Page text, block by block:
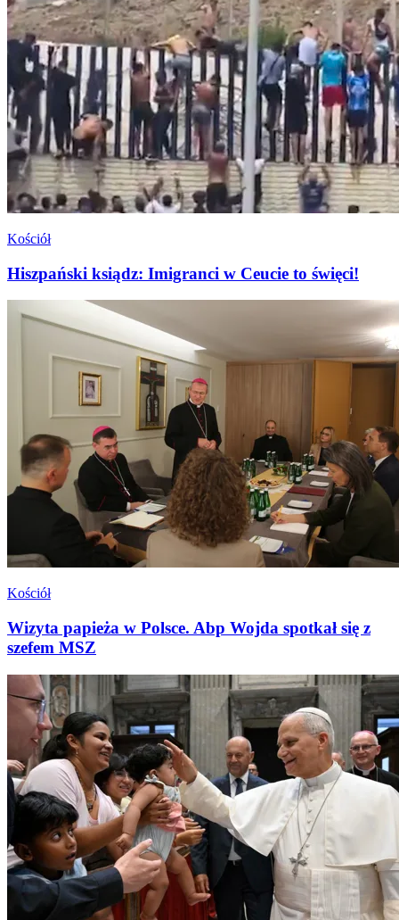
Kościół
Hiszpański ksiądz: Imigranci w Ceucie to święci!
Kościół
Wizyta papieża w Polsce. Abp Wojda spotkał się z
szefem MSZ